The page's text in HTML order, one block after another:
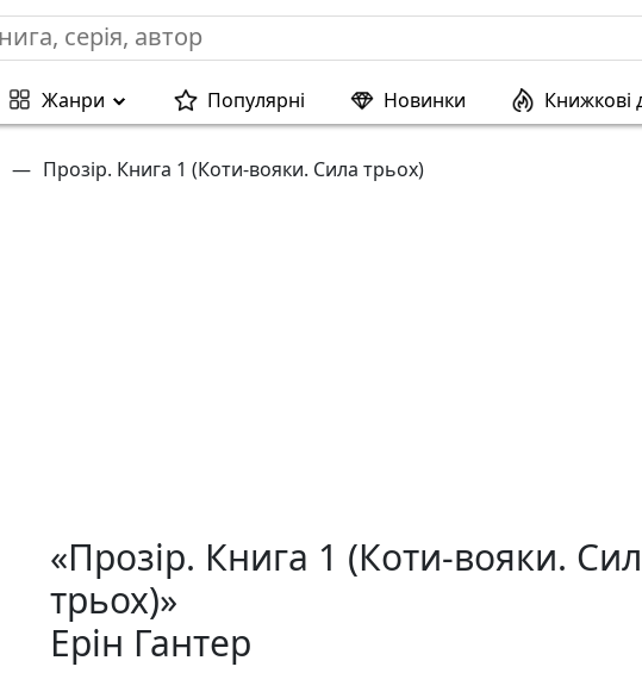
Жанри Популярні Новинки Книжкові
— Прозір. Книга 1 (Коти-вояки. Сила трьох)
«Прозір. Книга 1 (Коти-вояки.
трьох)»
Ерін Гантер